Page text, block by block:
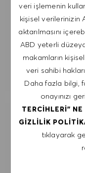
veri işlemenin
kişisel verilerinizin
aktarılmasını
ABD yeterli
makamların
veri sahibi
Daha fazla bilgi,
onayınızı
TERCIHLERI" NE
GIZLILIK
tıklayarak
E-posta adresini
UYARILARI
İLGI
ÖNERILERI AL.